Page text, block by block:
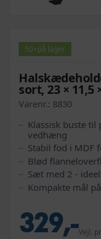
50+på lager
sort, 23 × 11,5
Varenr.: 8830
Klassisk buste
vedhæng
Stabil fod i MDF
Blød
Sæt med 2 -
Kompakte mål
329,-Vejl.